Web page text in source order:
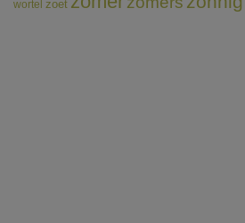
wortel zoet